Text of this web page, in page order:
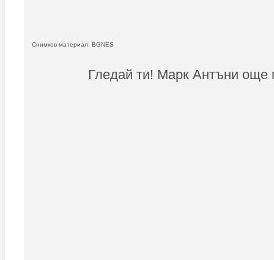
Снимков материал: BGNES
Гледай ти! Марк Антъни още